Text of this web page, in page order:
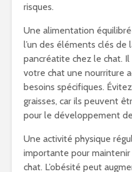
risques.
Une alimentation
l’un des éléments clés
pancréatite chez le chat.
votre chat une nourriture
besoins spécifiques.
graisses, car ils peuvent
pour le développement
Une activité physique
importante pour
chat. L’obésité peut